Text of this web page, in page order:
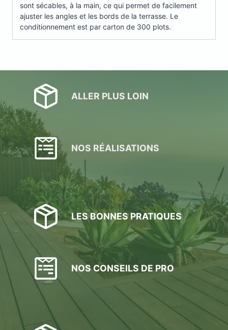
sont sécables, à la main, ce qui permet de facilement
ajuster les angles et les bords de la terrasse. Le
conditionnement est par carton de 300 plots.
ALLER PLUS LOIN
NOS RÉALISATIONS
LES BONNES PRATIQUES
NOS CONSEILS DE PRO